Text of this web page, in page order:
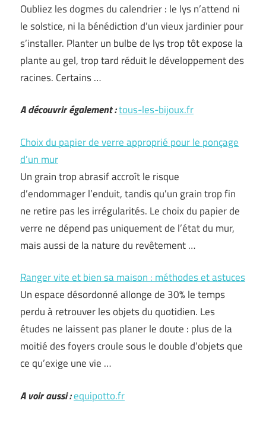
Oubliez les dogmes du calendrier : le lys n’attend ni
le solstice, ni la bénédiction d’un vieux jardinier pour
s’installer. Planter un bulbe de lys trop tôt expose la
plante au gel, trop tard réduit le développement des
racines. Certains …
A découvrir également :tous-les-bijoux.fr
Choix du papier de verre approprié pour le ponçage
d’un mur
Un grain trop abrasif accroît le risque
d’endommager l’enduit, tandis qu’un grain trop fin
ne retire pas les irrégularités. Le choix du papier de
verre ne dépend pas uniquement de l’état du mur,
mais aussi de la nature du revêtement …
Ranger vite et bien sa maison : méthodes et astuces
Un espace désordonné allonge de 30% le temps
perdu à retrouver les objets du quotidien. Les
études ne laissent pas planer le doute : plus de la
moitié des foyers croule sous le double d’objets que
ce qu’exige une vie …
A voir aussi :equipotto.fr